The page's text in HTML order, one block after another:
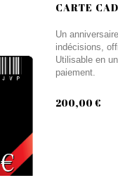
CARTE
Un
indécisions,
Utilisable en
paiement.
200,00 €